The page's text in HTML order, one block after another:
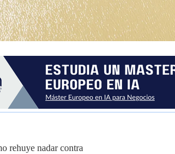
rehuye nadar contra